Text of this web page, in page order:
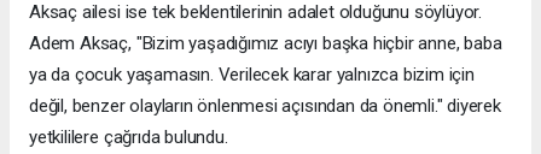
Aksaç ailesi ise tek beklentilerinin adalet olduğunu söylüyor.
Adem Aksaç, "Bizim yaşadığımız acıyı başka hiçbir anne, baba
ya da çocuk yaşamasın. Verilecek karar yalnızca bizim için
değil, benzer olayların önlenmesi açısından da önemli." diyerek
yetkililere çağrıda bulundu.